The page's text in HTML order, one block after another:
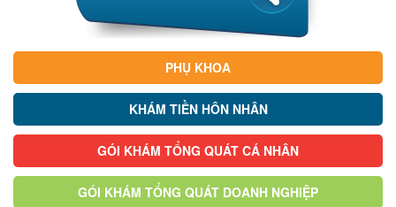
PHỤ KHOA
KHÁM TIỀN HÔN NHÂN
GÓI KHÁM TỔNG QUÁT CÁ NHÂN
GÓI KHÁM TỔNG QUÁT DOANH NGHIỆP